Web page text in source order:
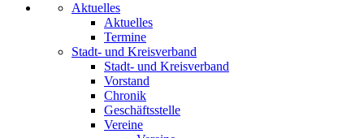
Aktuelles
Aktuelles
Termine
Stadt- und Kreisverband
Stadt- und Kreisverband
Vorstand
Chronik
Geschäftsstelle
Vereine